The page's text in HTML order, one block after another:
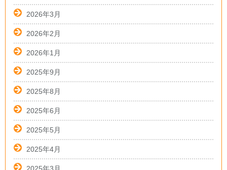
2026年3月
2026年2月
2026年1月
2025年9月
2025年8月
2025年6月
2025年5月
2025年4月